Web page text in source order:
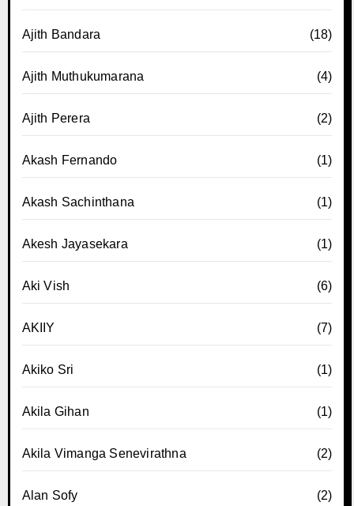
Ajith Bandara (18)
Ajith Muthukumarana (4)
Ajith Perera (2)
Akash Fernando (1)
Akash Sachinthana (1)
Akesh Jayasekara (1)
Aki Vish (6)
AKIIY (7)
Akiko Sri (1)
Akila Gihan (1)
Akila Vimanga Senevirathna (2)
Alan Sofy (2)